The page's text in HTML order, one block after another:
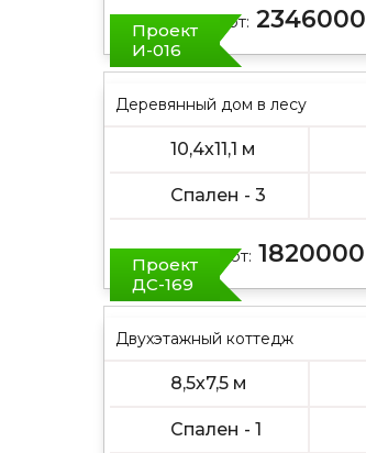
Цена от: 2346000
Проект
И-016
Деревянный дом в лесу
10,4х11,1 м
Спален - 3
Цена от: 1820000
Проект
ДС-169
Двухэтажный коттедж
8,5х7,5 м
Спален - 1